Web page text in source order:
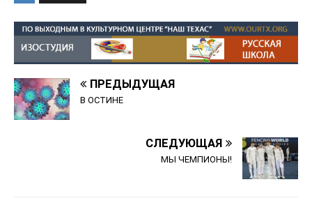
ПРЕДЫДУЩАЯ
В ОСТИНЕ
СЛЕДУЮЩАЯ
МЫ ЧЕМПИОНЫ!